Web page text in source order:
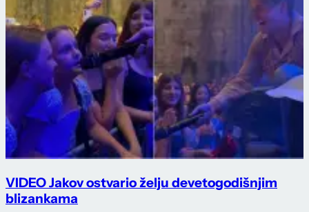
VIDEO Jakov ostvario želju devetogodišnjim
blizankama